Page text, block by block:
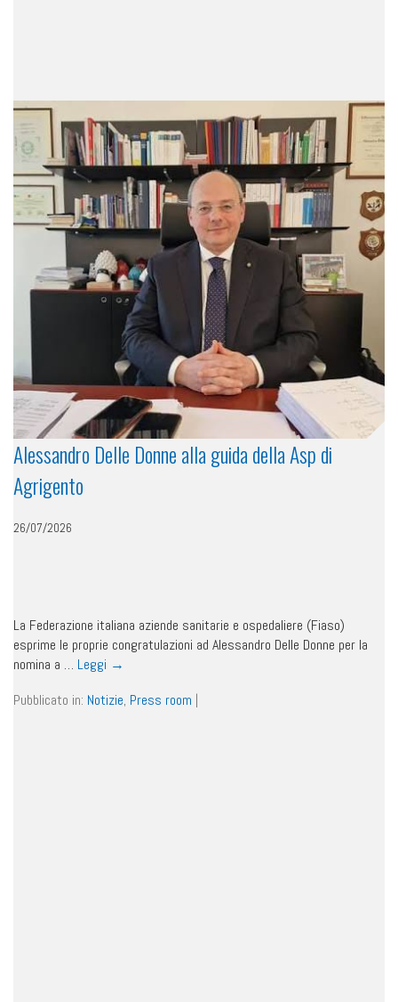
Alessandro Delle Donne alla guida della Asp di
Agrigento
26/07/2026
La Federazione italiana aziende sanitarie e ospedaliere (Fiaso)
esprime le proprie congratulazioni ad Alessandro Delle Donne per la
nomina a … Leggi →
Pubblicato in: Notizie, Press room |